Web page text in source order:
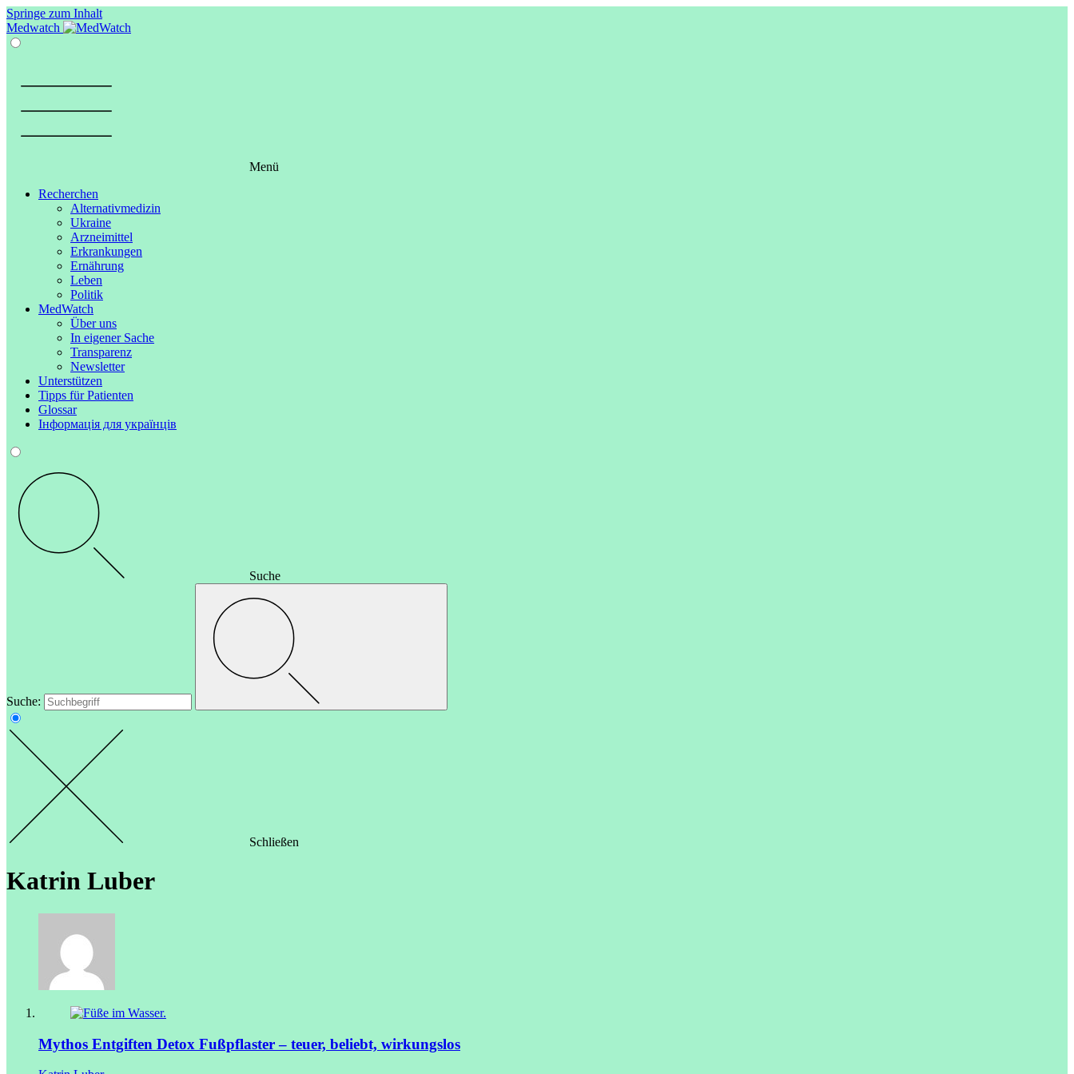
Springe zum Inhalt
Medwatch
Menü
Recherchen
Alternativmedizin
Ukraine
Arzneimittel
Erkrankungen
Ernährung
Leben
Politik
MedWatch
Über uns
In eigener Sache
Transparenz
Newsletter
Unterstützen
Tipps für Patienten
Glossar
Інформація для українців
Suche
Suche:
Schließen
Katrin Luber
Mythos Entgiften Detox Fußpflaster – teuer, beliebt, wirkungslos